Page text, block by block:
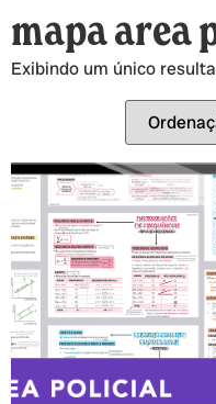
mapa area
Exibindo um único